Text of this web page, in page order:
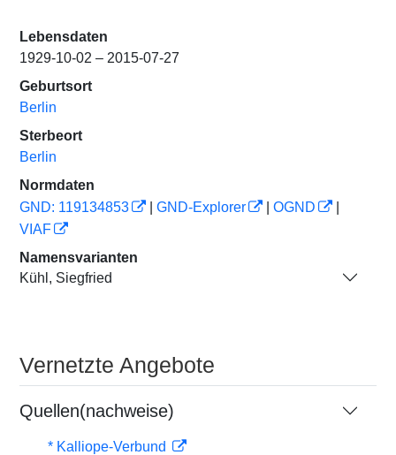
Lebensdaten
1929-10-02 – 2015-07-27
Geburtsort
Berlin
Sterbeort
Berlin
Normdaten
GND: 119134853
GND-Explorer OGND
VIAF
Namensvarianten
Kühl, Siegfried
Vernetzte Angebote
Quellen(nachweise)
* Kalliope-Verbund